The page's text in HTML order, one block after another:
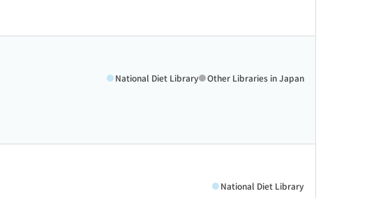
National Diet Library Other Libraries in Japan
National Diet Library